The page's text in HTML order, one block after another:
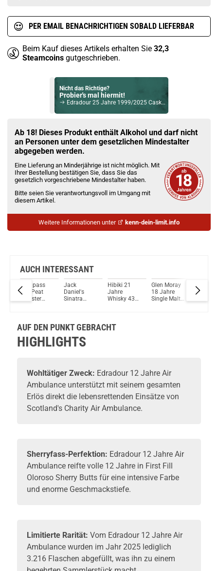
PER EMAIL BENACHRICHTIGEN SOBALD LIEFERBAR
Beim Kauf dieses Artikels erhalten Sie 32,3
Steamcoins gutgeschrieben.
Nicht das Richtige?
Probier's mal hiermit!
Edradour 25 Jahre 1999/2025 Cask #811 Single Malt Scotch Whisky 54,8% Vol. 700ml
Check das mal!
Jack Daniel's & Ginger Mixgetränk 10% Vol. 330ml
Du willst Kröten sparen?
Schau mal hier!
Dovpo Ayce Pro Pod System Kit Schwarz
Ab 18! Dieses Produkt enthält Alkohol und darf nicht
an Personen unter dem gesetzlichen Mindestalter
abgegeben werden.
Eine Lieferung an Minderjährige ist nicht möglich. Mit
Ihrer Bestellung bestätigen Sie, dass Sie das
gesetzlich vorgeschriebene Mindestalter haben.
Bitte seien Sie verantwortungsvoll im Umgang mit
diesem Artikel.
Weitere Informationen unter kenn-dein-limit.info
AUCH INTERESSANT
Compass
Box Peat
Monster
Jack
Daniel's
Sinatra
45% Vol. 1L
Hibiki 21
Jahre
Whisky 43%
Glen Moray
18 Jahre
Single Malt
Jahre
AUF DEN PUNKT GEBRACHT
HIGHLIGHTS
Wohltätiger Zweck: Edradour12 Jahre Air
Ambulance unterstützt mit seinem gesamten
Erlös direkt die lebensrettenden Einsätze von
Scotland's Charity Air Ambulance.
Sherryfass-Perfektion: Edradour 12 Jahre Air
Ambulance reifte volle 12 Jahre in First Fill
Oloroso Sherry Butts für eine intensive Farbe
und enorme Geschmackstiefe.
Limitierte Rarität: Vom Edradour12 Jahre Air
Ambulance wurden im Jahr 2025 lediglich
3.216 Flaschen abgefüllt, was ihn zu einem